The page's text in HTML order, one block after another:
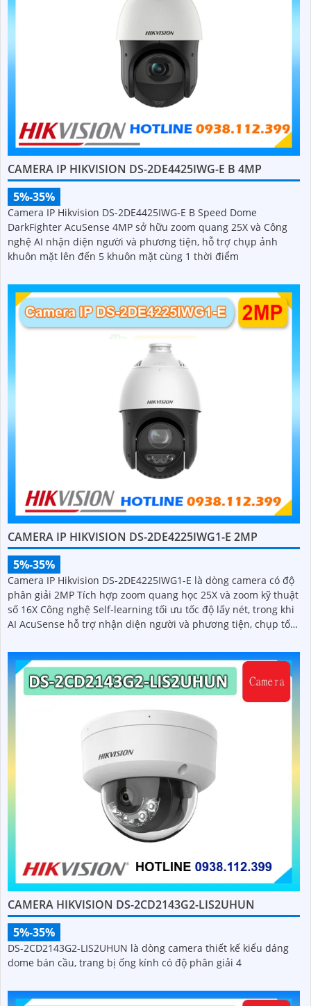
CAMERA IP HIKVISION DS-2DE4425IWG-E B 4MP
5%-35%
Camera IP Hikvision DS-2DE4425IWG-E B Speed Dome
DarkFighter AcuSense 4MP sở hữu zoom quang 25X và Công
nghệ AI nhận diện người và phương tiện, hỗ trợ chụp ảnh
khuôn mặt lên đến 5 khuôn mặt cùng 1 thời điểm
CAMERA IP HIKVISION DS-2DE4225IWG1-E 2MP
5%-35%
Camera IP Hikvision DS-2DE4225IWG1-E là dòng camera có độ
phân giải 2MP Tích hợp zoom quang học 25X và zoom kỹ thuật
số 16X Công nghệ Self-learning tối ưu tốc độ lấy nét, trong khi
AI AcuSense hỗ trợ nhận diện người và phương tiện, chụp tối
CAMERA HIKVISION DS-2CD2143G2-LIS2UHUN
5%-35%
DS-2CD2143G2-LIS2UHUN là dòng camera thiết kế kiểu dáng
dome bán cầu, trang bị ống kính có độ phân giải 4